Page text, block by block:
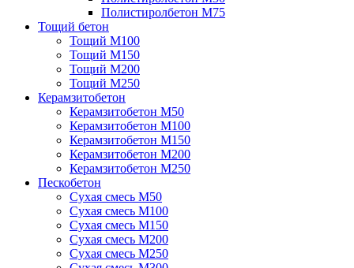
Полистиролбетон М75
Тощий бетон
Тощий М100
Тощий М150
Тощий М200
Тощий М250
Керамзитобетон
Керамзитобетон М50
Керамзитобетон М100
Керамзитобетон М150
Керамзитобетон М200
Керамзитобетон М250
Пескобетон
Сухая смесь М50
Сухая смесь М100
Сухая смесь М150
Сухая смесь М200
Сухая смесь М250